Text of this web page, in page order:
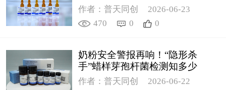
作者：普天同创
2026-06-23
470
0 0
奶粉安全警报再响！“隐形杀
手”蜡样芽孢杆菌检测知多少
作者：普天同创
2026-06-22